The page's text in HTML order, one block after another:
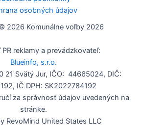
osobných údajov
2026 Komunálne voľby 2026
PR reklamy a prevádzkovateľ:
Blueinfo, s.r.o.
21 Svätý Jur, IČO: 44665024, DIČ:
IČ DPH: SK2022784192
za správnosť údajov uvedených na
stránke.
RevoMind United States LLC